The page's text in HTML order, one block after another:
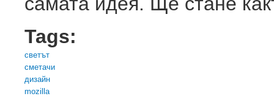
Tags:
светът
сметачи
дизайн
mozilla